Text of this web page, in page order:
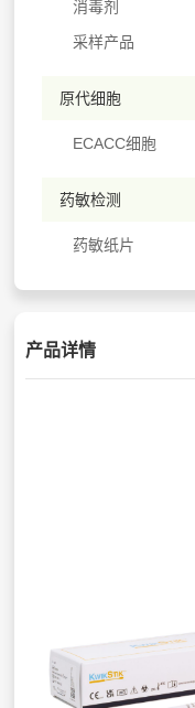
消毒剂
采样产品
原代细胞
ECACC细胞
药敏检测
药敏纸片
产品详情